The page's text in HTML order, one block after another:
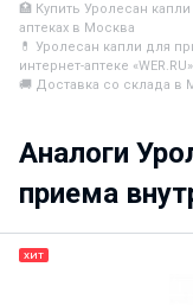
🏥 Купить Уролесан
аптеках в Москва
💊 Уролесан капли для
интернет-аптеке «WER.RU»
🚚 Доставка со склада в
Аналоги
приема
ХИТ